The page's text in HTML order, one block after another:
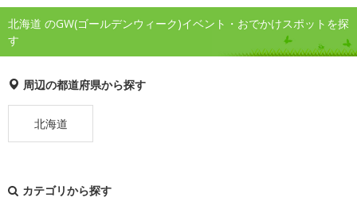
北海道 のGW(ゴールデンウィーク)イベント・おでかけスポットを探
す
周辺の都道府県から探す
北海道
カテゴリから探す